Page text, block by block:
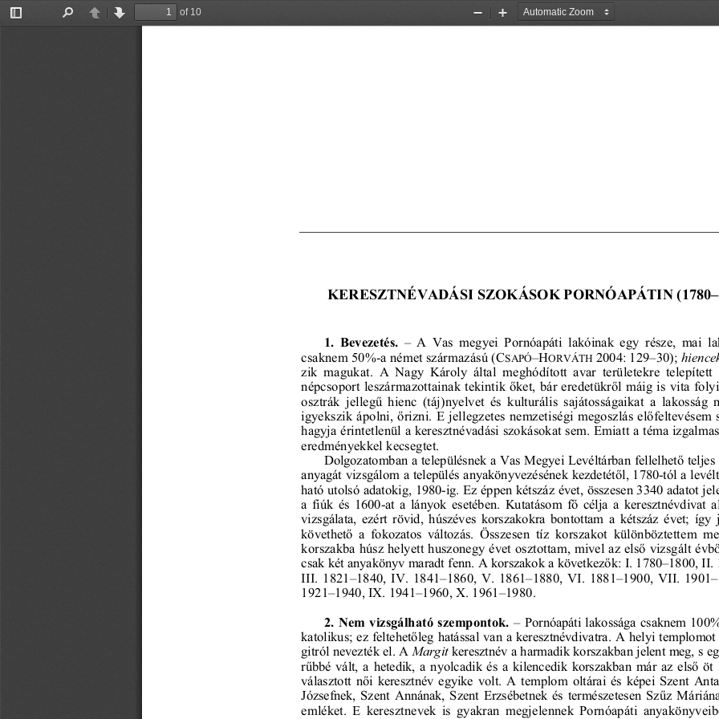
Toggle
PreviousNext
of 10
Zoom
Zoom
KERESZTNÉVADÁSI SZOKÁSOK PORNÓAPÁTIN
1.  Bevezetés.
  –
  A  Vas  megyei  Pornóapáti  lakóinak  egy  része,  mai  la
csaknem 50%-a német származású (CSAPÓ–HORVÁTH 2004: 129–30);
zik  magukat.  A  Nagy  Károly  által  meghódított  avar  területekre  telepített
népcsoport leszármazottainak tekintik ket, bár eredetükrl máig is vita
osztrák  jelleg
  hienc  (táj)nyelvet  és  kulturális  sajátosságaikat  a
lakosság
igyekszik ápolni, rizni. E jellegzetes nemzetiségi  megoszlás elfeltevésem
hagyja érintetlenül a keresztnévadási szokásokat sem. Emiatt a téma
eredményekkel kecsegtet.
Dolgozatomban a településnek a Vas Megyei Levéltárban fellelhet teljes
anyagát vizsgálom a település anyakönyvezésének kezdetétl, 1780-tól a
ható utolsó adatokig, 1980-ig. Ez éppen kétszáz évet, összesen 3340 adatot
a  fiúk  és  1600-at  a  lányok  esetében.  Kutatásom  f
célja  a  keresztnévdivat
vizsgálata,  ezért  rövid,  húszéves  korszakokra  bontottam  a  kétszáz  évet;  így
követhet
  a  fokozatos  változás.  Összesen  tíz  korszakot  külön
böztettem
korszakba húsz helyett huszonegy évet osztottam, mivel az els vizsgált évb
csak két anyakönyv maradt fenn. A korszakok a következk: I. 1780–1800, II.
III.  1821–1840,  IV.  1841–1860,  V.  1861–1880,  VI.  1881–1900,  VII.
1921–1940, IX. 1941–1960, X. 1961–1980.
2.  Nem  vizsgálható  szempontok.
  –
Pornóapáti lakossága csaknem
katolikus; ez feltehetleg hatással van a keresztnévdivatra. A helyi templomot
gitról nevezték el. A Margit keresztnév a harmadik korszakban jelent meg, s
rbbé  vált,  a  hetedik,  a  nyolcadik  és  a  kilencedik  korszakban  már  az  els
választott  ni  keresztnév  egyike  volt.  A  templom  oltárai  és  képei  Szent
Józsefnek,  Szent  Annának,  Szent  Erzsébetnek  és  természetesen  Sz
z
emléket.  E  keresztnevek  is  gyakran  megjelennek  Pornóapáti